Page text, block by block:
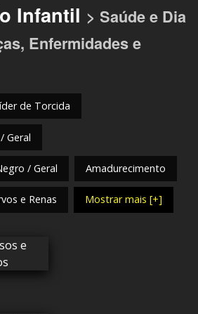
Infantil > Saúde e Dia
Enfermidades e
de Torcida
Geral
/ Geral Amadurecimento
e Renas Mostrar mais [+]